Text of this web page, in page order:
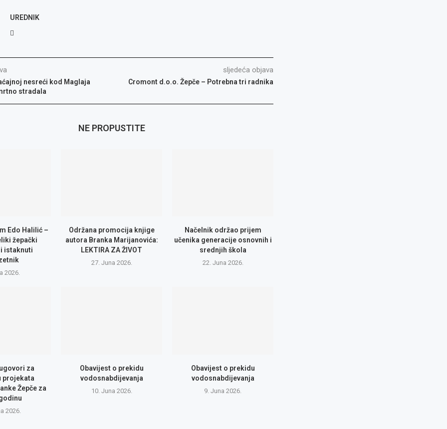
UREDNIK
nesreći kod Maglaja
stradala
sljedeća objava
Cromont d.o.o. Žepče – Potrebna tri radnika
NE PROPUSTITE
Edo Halilić –
žepački
istaknuti
2026.
Održana promocija knjige
autora Branka Marijanovića:
LEKTIRA ZA ŽIVOT
27. Juna 2026.
Načelnik održao prijem
učenika generacije osnovnih i
srednjih škola
22. Juna 2026.
za
projekata
Žepče za
2026.
Obavijest o prekidu
vodosnabdijevanja
10. Juna 2026.
Obavijest o prekidu
vodosnabdijevanja
9. Juna 2026.